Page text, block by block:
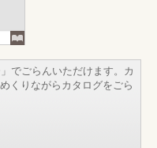
でごらんいただけます。カ
くりながらカタログをごら